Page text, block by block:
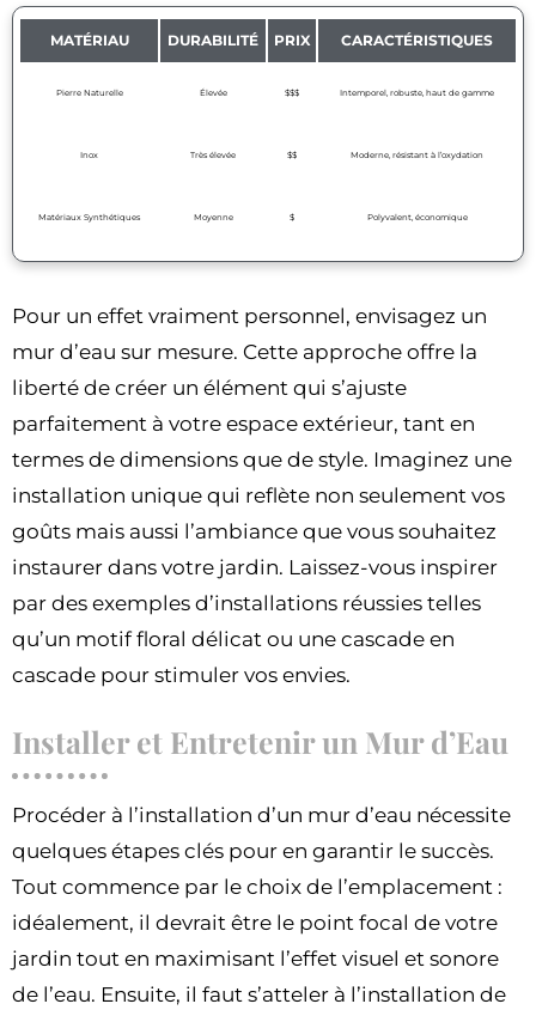
MATÉRIAU DURABILITÉ PRIX CARACTÉRISTIQUES
Pierre Naturelle Élevée $$$ Intemporel, robuste, haut de gamme
Inox Très élevée $$ Moderne, résistant à l’oxydation
Matériaux Synthétiques Moyenne $ Polyvalent, économique
Pour un effet vraiment personnel, envisagez un
mur d’eau sur mesure. Cette approche offre la
liberté de créer un élément qui s’ajuste
parfaitement à votre espace extérieur, tant en
termes de dimensions que de style. Imaginez une
installation unique qui reflète non seulement vos
goûts mais aussi l’ambiance que vous souhaitez
instaurer dans votre jardin. Laissez-vous inspirer
par des exemples d’installations réussies telles
qu’un motif floral délicat ou une cascade en
cascade pour stimuler vos envies.
Installer et Entretenir un Mur d’Eau
Procéder à l’installation d’un mur d’eau nécessite
quelques étapes clés pour en garantir le succès.
Tout commence par le choix de l’emplacement :
idéalement, il devrait être le point focal de votre
jardin tout en maximisant l’effet visuel et sonore
de l’eau. Ensuite, il faut s’atteler à l’installation de